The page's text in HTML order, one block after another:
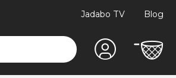
Jadabo TV Blog